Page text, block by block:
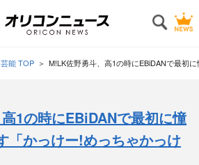
芸能 TOP M!LK佐野勇斗、高1の時にEBiDANで最初
1の時にEBiDANで最初に憧
「かっけー!めっちゃかっけ